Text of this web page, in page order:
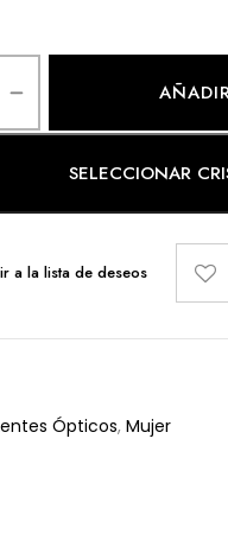
SELECCIONAR
a la lista de deseos
Ópticos,Mujer